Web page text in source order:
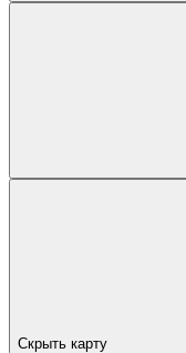
Скрыть карту